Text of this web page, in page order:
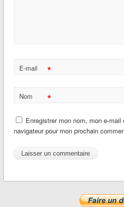
E-mail *
Nom *
Enregistrer mon nom, mon e-
navigateur pour mon prochain